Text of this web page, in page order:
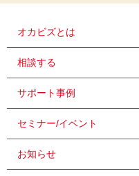
オカビズとは
相談する
サポート事例
セミナー/イベント
お知らせ